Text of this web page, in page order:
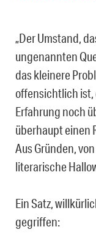
„Der Umstand,
ungenannten
das kleinere
offensichtlich ist,
Erfahrung noch
überhaupt einen
Aus Gründen,
literarische
Ein Satz,
gegriffen: